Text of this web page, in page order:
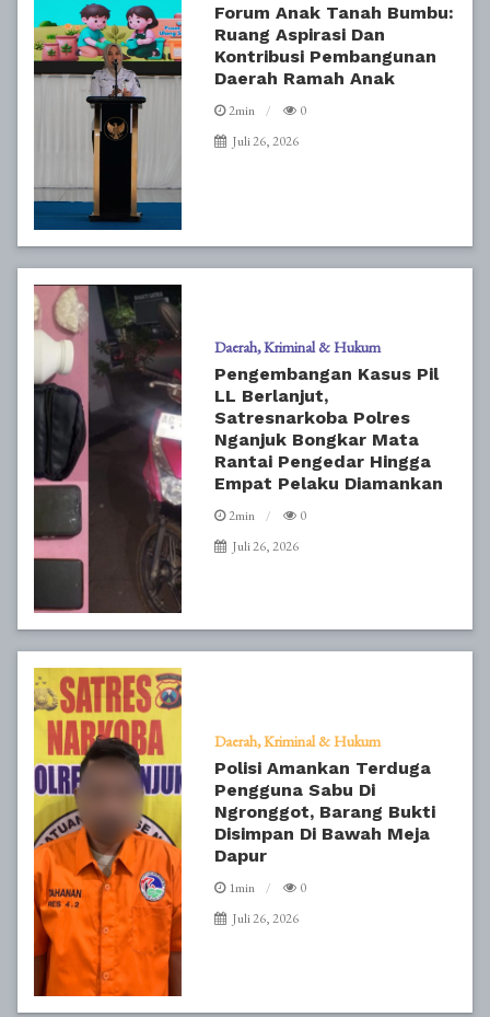
Forum Anak Tanah Bumbu:
Ruang Aspirasi Dan
Kontribusi Pembangunan
Daerah Ramah Anak
2min
0
Juli 26, 2026
Daerah Kriminal & Hukum
Pengembangan Kasus Pil
LL Berlanjut,
Satresnarkoba Polres
Nganjuk Bongkar Mata
Rantai Pengedar Hingga
Empat Pelaku Diamankan
2min
0
Juli 26, 2026
Daerah Kriminal & Hukum
Polisi Amankan Terduga
Pengguna Sabu Di
Ngronggot, Barang Bukti
Disimpan Di Bawah Meja
Dapur
1min
0
Juli 26, 2026